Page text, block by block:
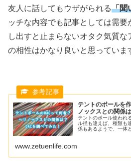
友人に話してもウザがられる「聞
ッチな内容でも記事としては需
し出すと止まらないオタク気質
の相性はかなり良いと思っていま
テントのポールを
ノックスとの関係
テントのポール使われ
ル径も違えば、種類も
係もあるようで、一体
www.zetuenlife.com